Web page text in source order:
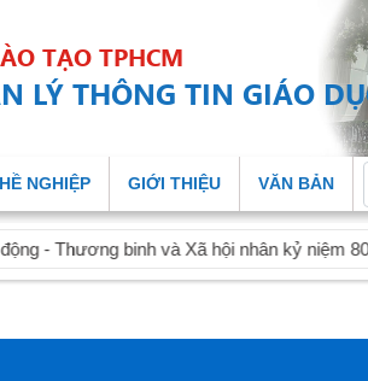
TẠO TPHCM
LÝ THÔNG TIN GIÁO
NGHIỆP GIỚI THIỆU VĂN BẢN
hội nhân kỷ niệm 80 năm Ngày truyền